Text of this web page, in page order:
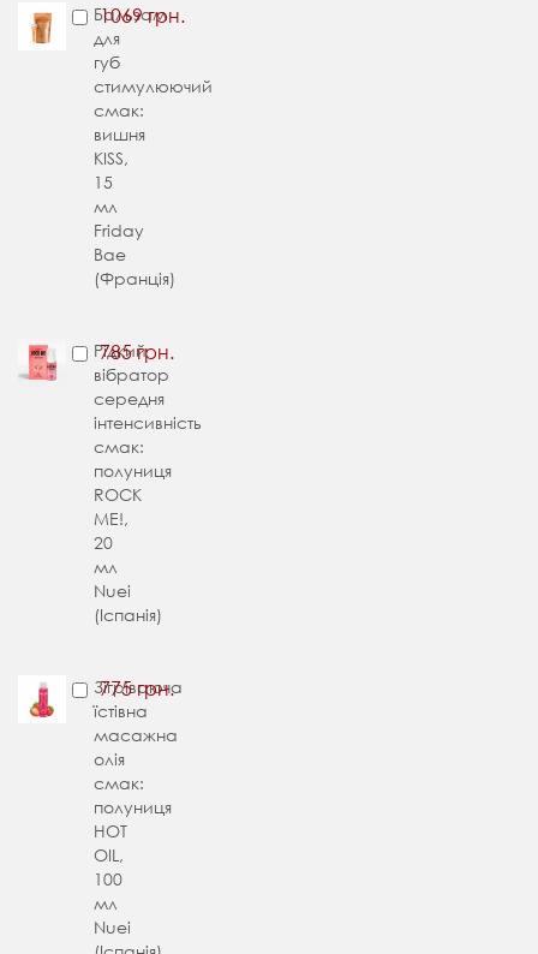
Бальзам
для
губ
стимулюючий
смак:
вишня
KISS,
15
мл
Friday
Bae
(Франція)
1069 грн.
Рідкий
вібратор
середня
інтенсивність
смак:
полуниця
ROCK
ME!,
20
мл
Nuei
(Іспанія)
785 грн.
Зігріваюча
їстівна
масажна
олія
смак:
полуниця
HOT
OIL,
100
мл
Nuei
775 грн.